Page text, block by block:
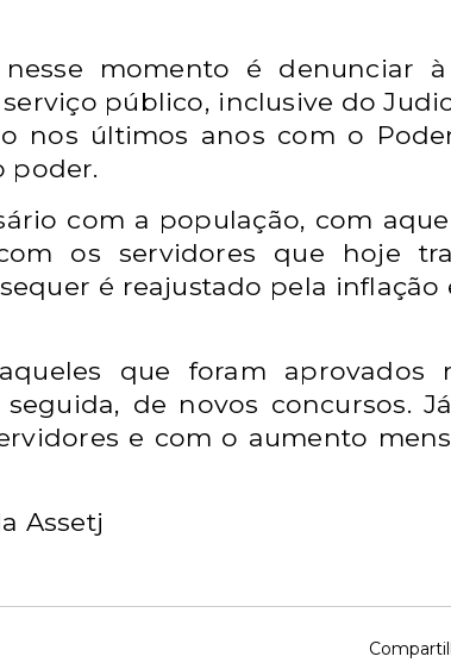
momento é denunciar
público, inclusive do
nos últimos anos com o
poder.
com a população, com
os servidores que hoje
é reajustado pela
que foram aprovados
de novos concursos.
e com o aumento
Assetj